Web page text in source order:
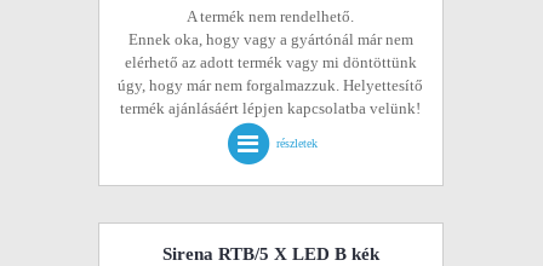
A termék nem rendelhető.
Ennek oka, hogy vagy a gyártónál már nem
elérhető az adott termék vagy mi döntöttünk
úgy, hogy már nem forgalmazzuk. Helyettesítő
termék ajánlásáért lépjen kapcsolatba velünk!
részletek
Sirena RTB/5 X LED B kék